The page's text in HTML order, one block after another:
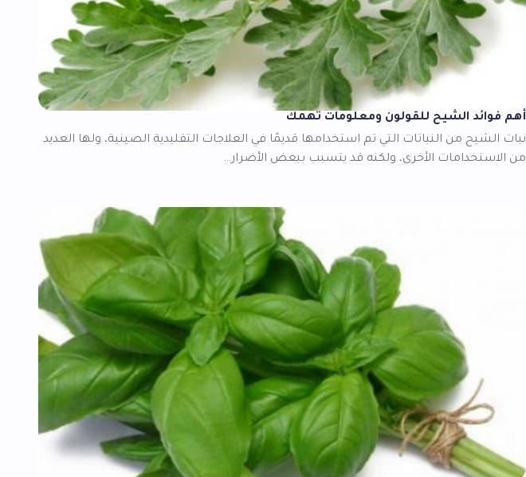
أهم فوائد الشيح للقولون ومعلومات تهمك
نبات الشيح من النباتات التي تم استخدامها قديمًا في العلاجات التقليدية الصينية، ولها العديد
من الاستخدامات الأخرى، ولكنه قد يتسبب ببعض الأضرار…